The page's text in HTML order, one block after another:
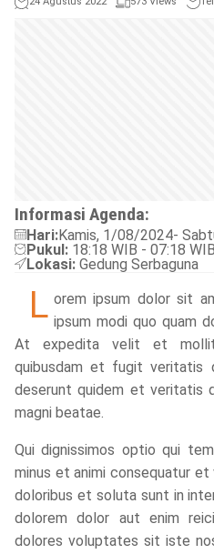
Informasi Agenda:
Hari:Kamis, 1/08/2024-
Pukul: 18:18 WIB - 07:18 WIB
Lokasi: Gedung Serbaguna
L orem ipsum dolor sit
ipsum modi quo quam
At expedita velit et
quibusdam et fugit veritatis
deserunt quidem et veritatis
magni beatae.
Qui dignissimos optio qui
minus et animi consequatur
doloribus et soluta sunt in
dolorem dolor aut enim
dolores voluptates sit iste